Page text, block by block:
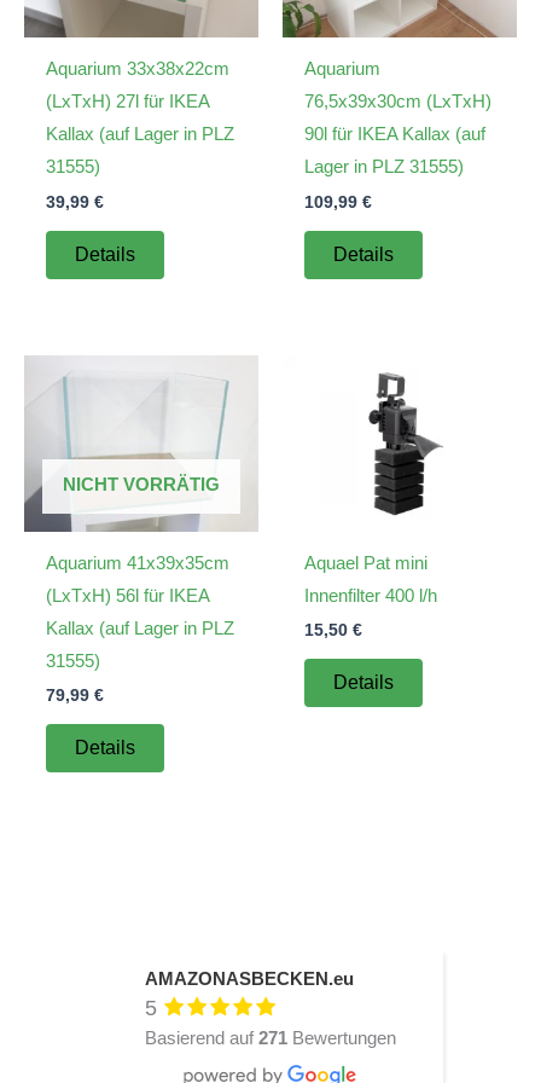
Aquarium 33x38x22cm
(LxTxH) 27l für IKEA
Kallax (auf Lager in PLZ
31555)
39,99 €
Details
Aquarium
76,5x39x30cm (LxTxH)
90l für IKEA Kallax (auf
Lager in PLZ 31555)
109,99 €
Details
NICHT VORRÄTIG
Aquarium 41x39x35cm
(LxTxH) 56l für IKEA
Kallax (auf Lager in PLZ
31555)
79,99 €
Details
Aquael Pat mini
Innenfilter 400 l/h
15,50 €
Details
AMAZONASBECKEN.eu
5
Basierend auf 271 Bewertungen